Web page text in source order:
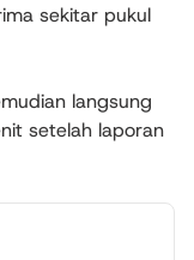
sekitar pukul
langsung
setelah laporan